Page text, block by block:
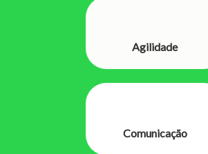
Agilidade
Comunicação